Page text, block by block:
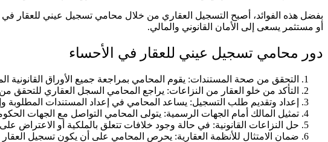
بفضل هذه الفوائد، أصبح التسجيل العقاري من خلال محامي تسجيل عيني للعقار
أو مستثمر يسعى إلى الأمان القانوني والمالي.
دور محامي تسجيل عيني للعقار في الأحساء
التحقق من صحة المستندات: يقوم المحامي بمراجعة جميع الأوراق القانونية
التأكد من خلو العقار من النزاعات: يراجع المحامي السجل العقاري للتحقق
إعداد وتقديم طلب التسجيل: يساعد المحامي في إعداد المستندات المطلوبة
تمثيل المالك أمام الجهات الرسمية: يتولى المحامي التواصل مع الجهات
حل النزاعات القانونية: في حالة وجود خلافات تتعلق بالملكية أو الاعتراض
ضمان الامتثال للأنظمة العقارية: يحرص المحامي على أن يكون تسجيل العقار